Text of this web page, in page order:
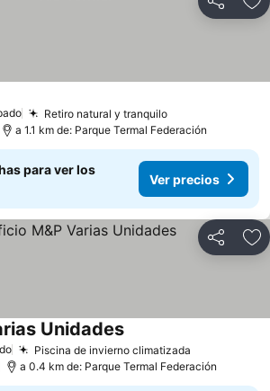
Compartir
Retiro natural y tranquiloVer precios
a 1.1 km de: Parque Termal Federación
para ver los
Ver precios
Compartir
Piscina de invierno climatizada
UnidadesVer precios
a 0.4 km de: Parque Termal Federación